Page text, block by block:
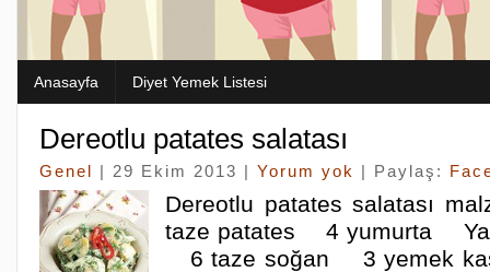
Anasayfa Diyet Yemek Listesi
Dereotlu patates salatası
Genel | 29 Ekim 2013 | Yorum yok | Paylaş:
Dereotlu patates salatası
taze patates 4 yumurta
6 taze soğan 3 yemek